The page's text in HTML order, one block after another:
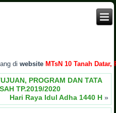
di website MTsN 10 Tanah Datar,
PROGRAM DAN TATA
TP.2019/2020
Hari Raya Idul Adha 1440 H»